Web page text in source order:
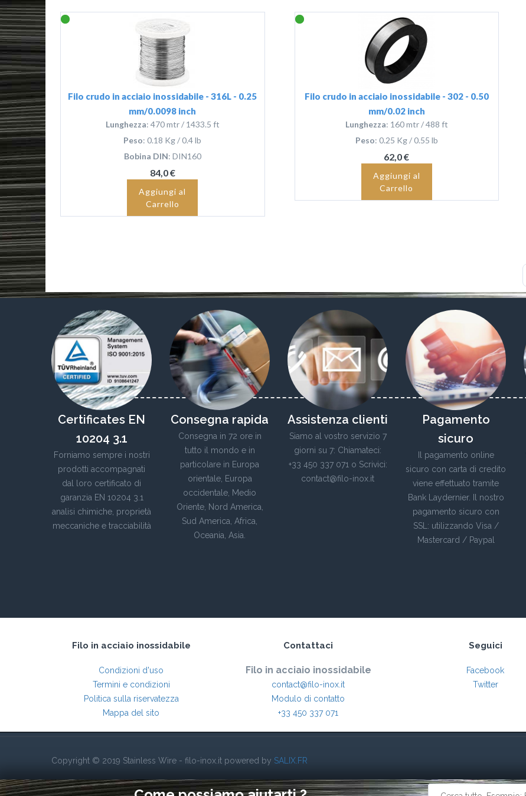
Filo crudo in acciaio inossidabile - 316L - 0.25
mm/0.0098 inch
Lunghezza: 470 mtr / 1433.5 ft
Peso: 0.18 Kg / 0.4 lb
Bobina DIN: DIN160
84,0 €
Aggiungi al
Carrello
Filo crudo in acciaio inossidabile - 302 - 0.50
mm/0.02 inch
Lunghezza: 160 mtr / 488 ft
Peso: 0.25 Kg / 0.55 lb
62,0 €
Aggiungi al
Carrello
Certificates EN
10204 3.1
Forniamo sempre i nostri
prodotti accompagnati
dal loro certificato di
garanzia EN 10204 3.1
analisi chimiche, proprietà
meccaniche e tracciabilità
Consegna rapida
Consegna in 72 ore in
tutto il mondo e in
particolare in Europa
orientale, Europa
occidentale, Medio
Oriente, Nord America,
Sud America, Africa,
Oceania, Asia.
Assistenza clienti
Siamo al vostro servizio 7
giorni su 7: Chiamateci:
+33 450 337 071 o Scrivici:
contact@filo-inox.it
Pagamento
sicuro
Il pagamento online
sicuro con carta di credito
viene effettuato tramite
Bank Laydernier. Il nostro
pagamento sicuro con
SSL: utilizzando Visa /
Mastercard / Paypal
Filo in acciaio inossidabile
Condizioni d'uso
Termini e condizioni
Politica sulla riservatezza
Mappa del sito
Contattaci
Filo in acciaio inossidabile
contact@filo-inox.it
Modulo di contatto
+33 450 337 071
Seguici
Facebook
Twitter
Copyright © 2019 Stainless Wire - filo-inox.it powered by SALIX.FR